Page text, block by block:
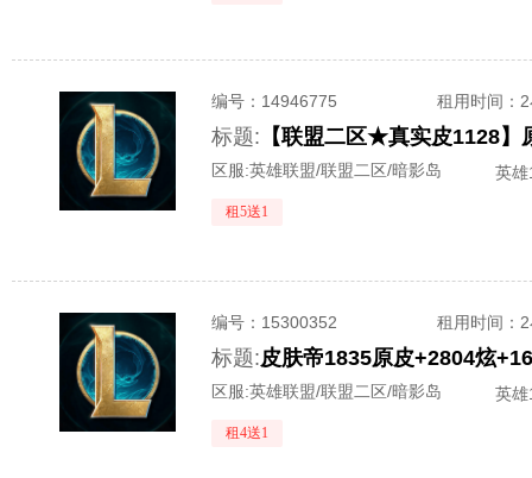
编号： 14946775 租用时间 ：
标题:
区服:英雄联盟/联盟二区/暗影岛 英
租5送1
编号： 15300352 租用时间 ：
标题:皮肤帝1835原皮+2804炫
区服:英雄联盟/联盟二区/暗影岛 英
租4送1